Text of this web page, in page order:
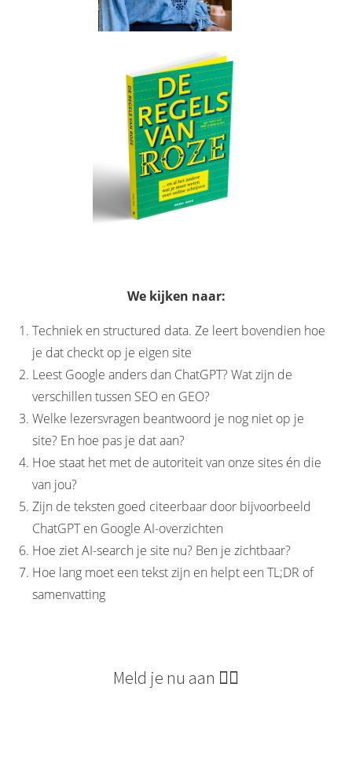
We kijken naar:
Techniek en structured data. Ze leert bovendien hoe
je dat checkt op je eigen site
Leest Google anders dan ChatGPT? Wat zijn de
verschillen tussen SEO en GEO?
Welke lezersvragen beantwoord je nog niet op je
site? En hoe pas je dat aan?
Hoe staat het met de autoriteit van onze sites én die
van jou?
Zijn de teksten goed citeerbaar door bijvoorbeeld
ChatGPT en Google AI-overzichten
Hoe ziet AI-search je site nu? Ben je zichtbaar?
Hoe lang moet een tekst zijn en helpt een TL;DR of
samenvatting
Meld je nu aan 👇🏻